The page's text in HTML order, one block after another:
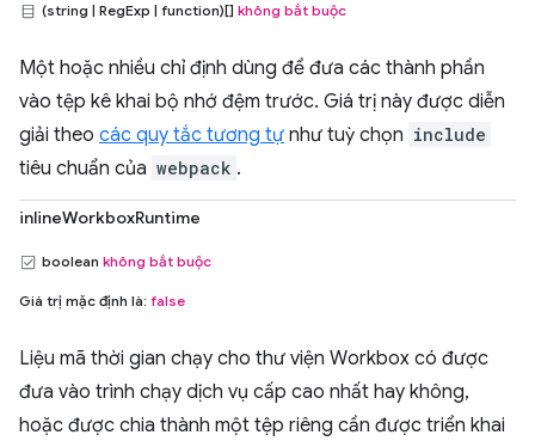
(string | RegExp | function)[] không bắt buộc
Một hoặc nhiều chỉ định dùng để đưa các thành phần
vào tệp kê khai bộ nhớ đệm trước. Giá trị này được diễn
giải theo các quy tắc tương tự như tuỳ chọn include
tiêu chuẩn của webpack .
inlineWorkboxRuntime
boolean không bắt buộc
Giá trị mặc định là: false
Liệu mã thời gian chạy cho thư viện Workbox có được
đưa vào trình chạy dịch vụ cấp cao nhất hay không,
hoặc được chia thành một tệp riêng cần được triển khai